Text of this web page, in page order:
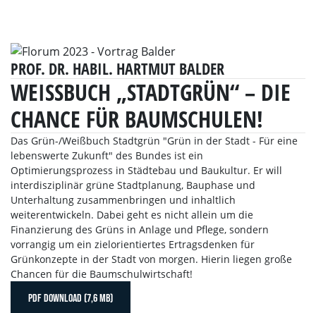
PROF. DR. HABIL. HARTMUT BALDER
WEISSBUCH „STADTGRÜN“ – DIE C
HANCE FÜR BAUMSCHULEN!
Das Grün-/Weißbuch Stadtgrün "Grün in der Stadt - Für eine
lebenswerte Zukunft" des Bundes ist ein
Optimierungsprozess in Städtebau und Baukultur. Er will
interdisziplinär grüne Stadtplanung, Bauphase und
Unterhaltung zusammenbringen und inhaltlich
weiterentwickeln. Dabei geht es nicht allein um die
Finanzierung des Grüns in Anlage und Pflege, sondern
vorrangig um ein zielorientiertes Ertragsdenken für
Grünkonzepte in der Stadt von morgen. Hierin liegen große
Chancen für die Baumschulwirtschaft!
PDF DOWNLOAD (7,6 MB)